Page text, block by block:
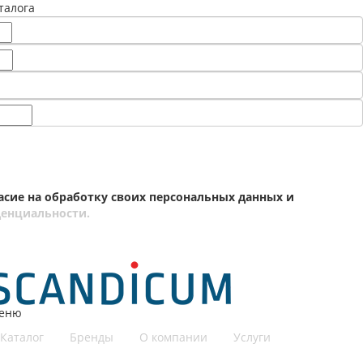
на обработку своих персональных данных и
Каталог
Бренды О компании Услуги